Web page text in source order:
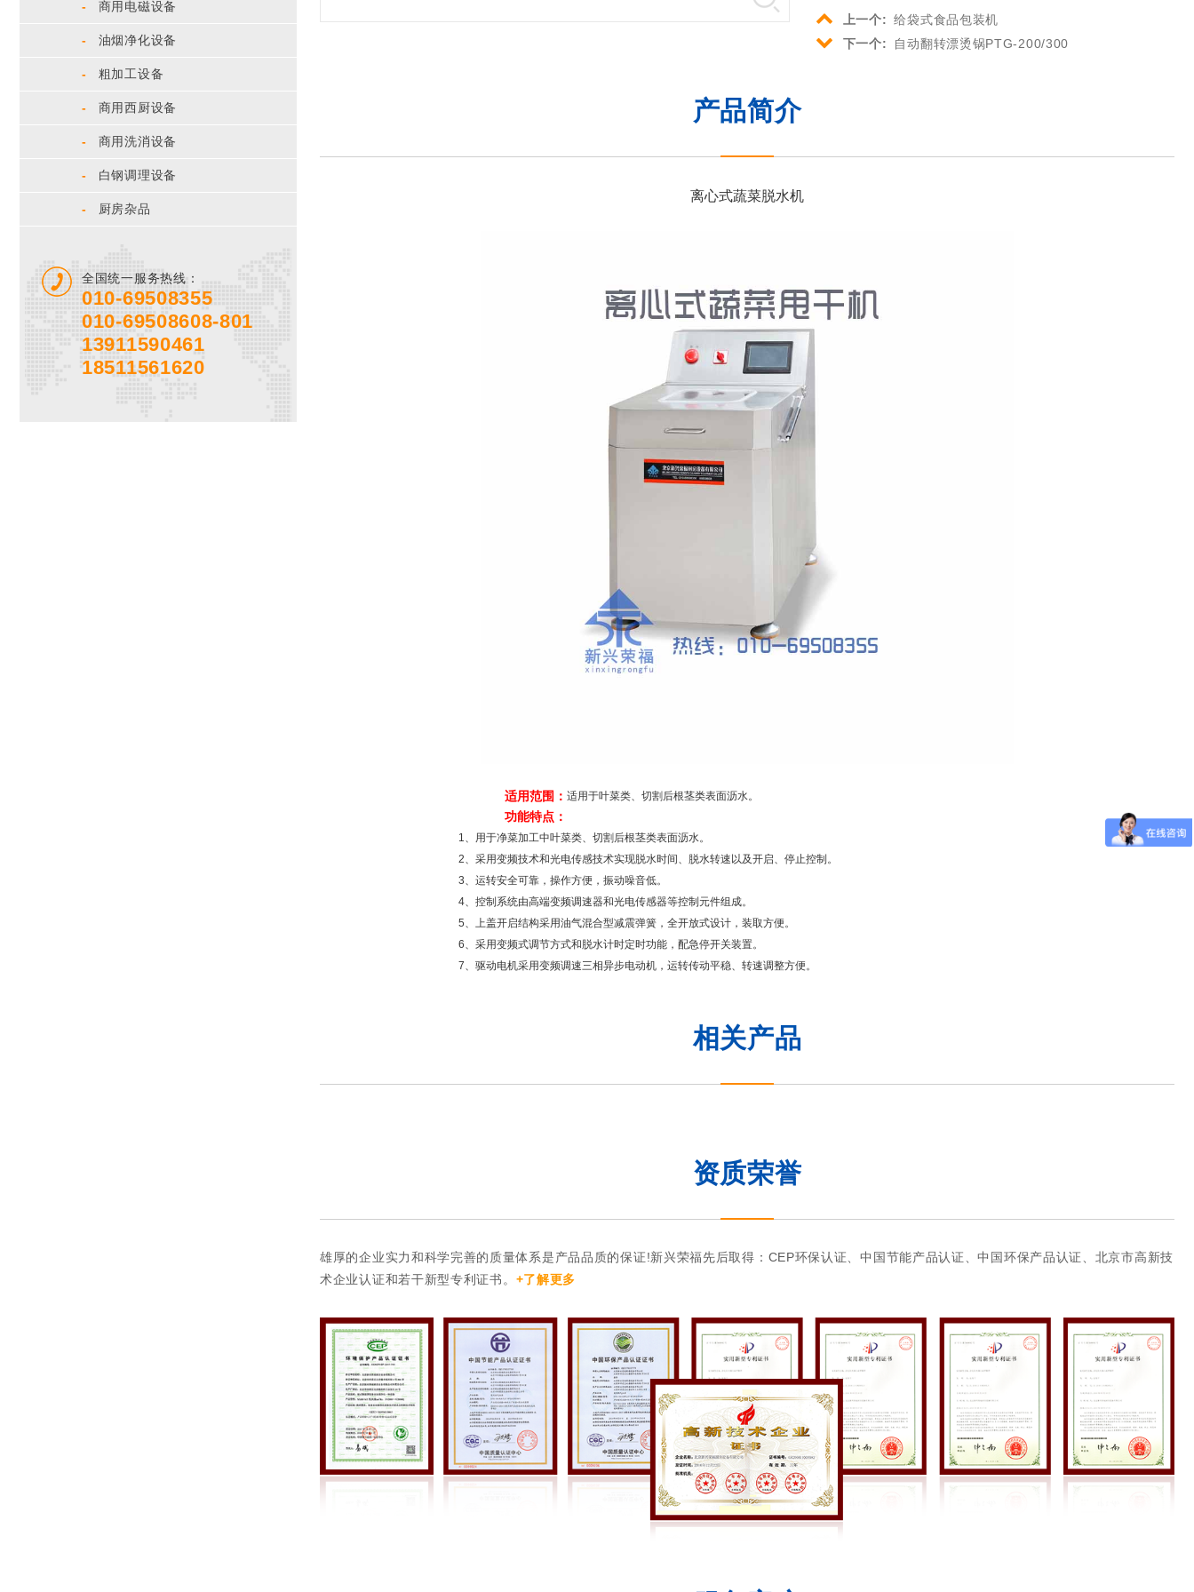
- 商用电磁设备
- 油烟净化设备
- 粗加工设备
- 商用西厨设备
- 商用洗消设备
- 白钢调理设备
- 厨房杂品
全国统一服务热线：
010-69508355
010-69508608-801
13911590461
18511561620
上一个: 给袋式食品包装机
下一个:
自动翻转漂烫锅PTG-200/300
产品简介
离心式蔬菜脱水机
适用范围： 适用于叶菜类、切割后根茎类表面沥水。
功能特点：
1、用于净菜加工中叶菜类、切割后根茎类表面沥水。
2、采用变频技术和光电传感技术实现脱水时间、脱水转速以及开启、停止控制。
3、运转安全可靠，操作方便，振动噪音低。
4、控制系统由高端变频调速器和光电传感器等控制元件组成。
5、上盖开启结构采用油气混合型减震弹簧，全开放式设计，装取方便。
6、采用变频式调节方式和脱水计时定时功能，配急停开关装置。
7、驱动电机采用变频调速三相异步电动机，运转传动平稳、转速调整方便。
相关产品
资质荣誉
雄厚的企业实力和科学完善的质量体系是产品品质的保证!新兴荣福先后取得：CEP环保认证、中国节能产品认证、中国环保产品认证、北京市高新技
术企业认证和若干新型专利证书。 +了解更多